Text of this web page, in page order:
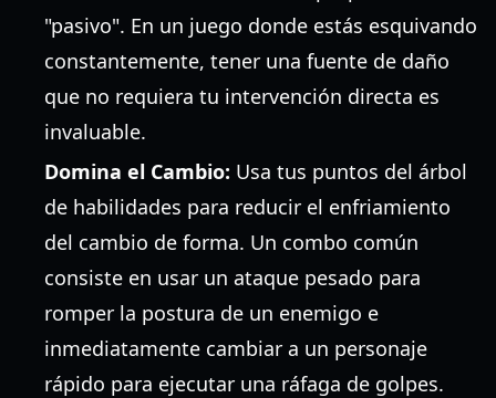
"pasivo". En un juego donde estás esquivando
constantemente, tener una fuente de daño
que no requiera tu intervención directa es
invaluable.
Domina el Cambio: Usa tus puntos del árbol
de habilidades para reducir el enfriamiento
del cambio de forma. Un combo común
consiste en usar un ataque pesado para
romper la postura de un enemigo e
inmediatamente cambiar a un personaje
rápido para ejecutar una ráfaga de golpes.